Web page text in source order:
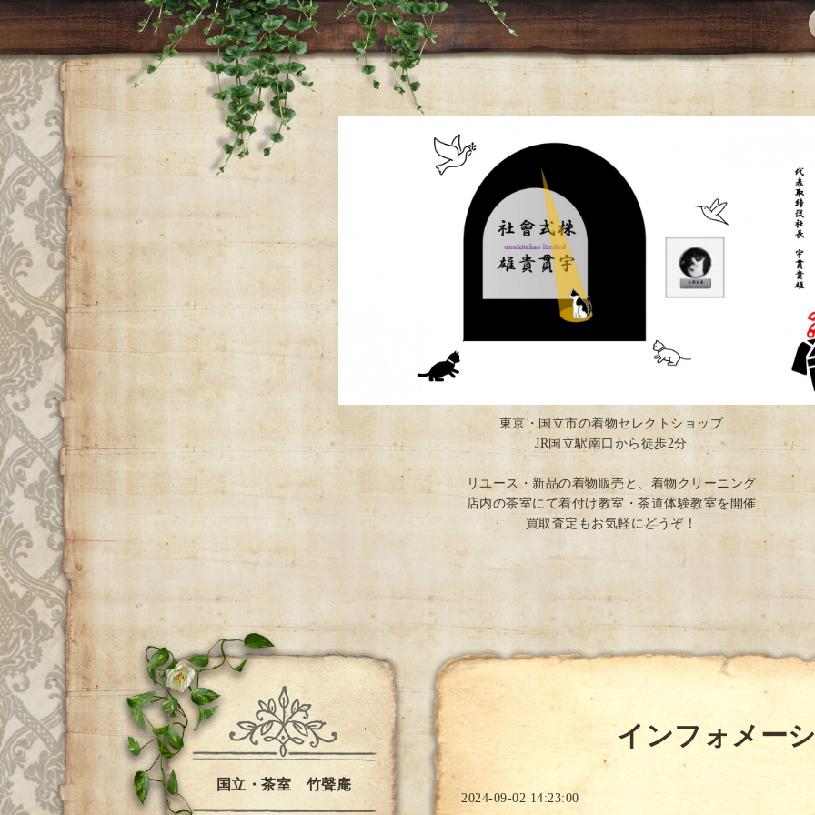
東京・国立市の着物セレクトショップ
JR国立駅南口から徒歩2分
リユース・新品の着物販売と、着物クリーニング
店内の茶室にて着付け教室・茶道体験教室を開催
買取査定もお気軽にどうぞ！
インフォメー
2024-09-02 14:23:00
国立・茶室 竹聲庵